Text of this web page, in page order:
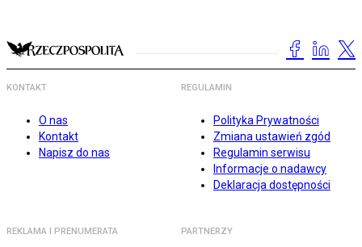
KONTAKT
O nas
Kontakt
Napisz do nas
REGULAMIN
Polityka Prywatności
Zmiana ustawień zgód
Regulamin serwisu
Informacje o nadawcy
Deklaracja dostępności
REKLAMA I PRENUMERATA PARTNERZY